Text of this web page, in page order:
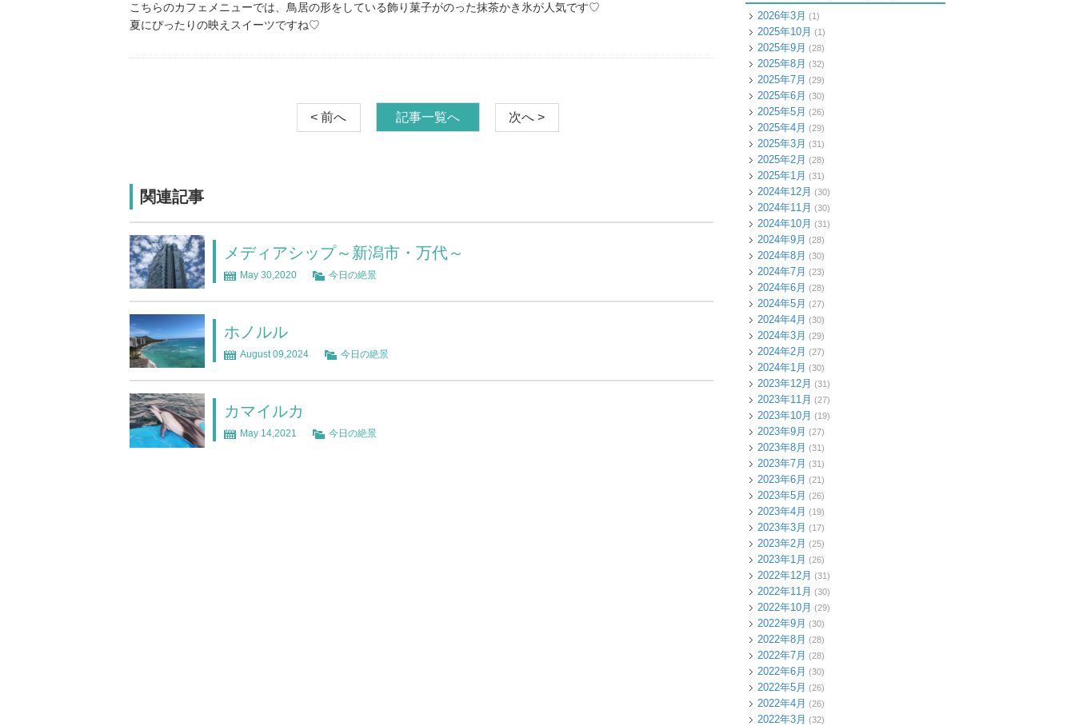
こちらのカフェメニューでは、鳥居の形をしている飾り菓子がのった抹茶かき氷が人気です♡
夏にぴったりの映えスイーツですね♡
< 前へ 記事一覧へ 次へ >
関連記事
メディアシップ～新潟市・万代～
May 30,2020 今日の絶景
ホノルル
August 09,2024 今日の絶景
カマイルカ
May 14,2021 今日の絶景
2026年3月 (1)
2025年10月 (1)
2025年9月 (28)
2025年8月 (32)
2025年7月 (29)
2025年6月 (30)
2025年5月 (26)
2025年4月 (29)
2025年3月 (31)
2025年2月 (28)
2025年1月 (31)
2024年12月 (30)
2024年11月 (30)
2024年10月 (31)
2024年9月 (28)
2024年8月 (30)
2024年7月 (23)
2024年6月 (28)
2024年5月 (27)
2024年4月 (30)
2024年3月 (29)
2024年2月 (27)
2024年1月 (30)
2023年12月 (31)
2023年11月 (27)
2023年10月 (19)
2023年9月 (27)
2023年8月 (31)
2023年7月 (31)
2023年6月 (21)
2023年5月 (26)
2023年4月 (19)
2023年3月 (17)
2023年2月 (25)
2023年1月 (26)
2022年12月 (31)
2022年11月 (30)
2022年10月 (29)
2022年9月 (30)
2022年8月 (28)
2022年7月 (28)
2022年6月 (30)
2022年5月 (26)
2022年4月 (26)
2022年3月 (32)